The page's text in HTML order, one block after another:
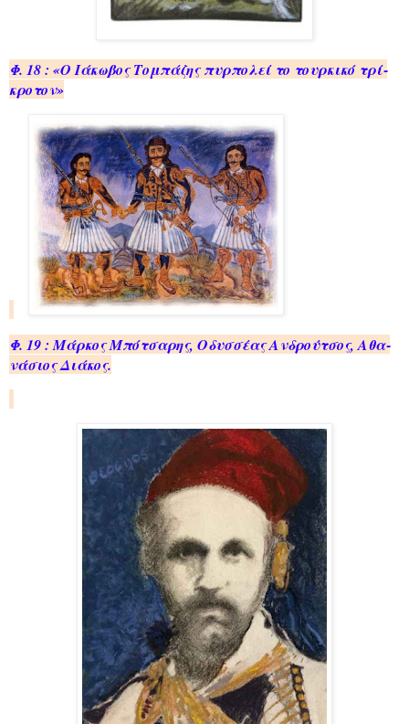
Φ. 18 : «Ο Ιά­κω­βος Το­μπά­ζης πυρ­πο­λεί το τουρ­κι­κό τρί­
κρο­τον»
Φ. 19 : Μάρ­κος Μπό­τσα­ρης, Οδυσ­σέ­ας Αν­δρού­τσος, Αθα­
νά­σιος Διά­κος.